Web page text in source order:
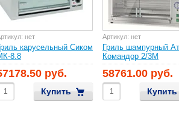
нет
карусельный Сиком
8.8
руб.
Купить
Артикул: нет
Гриль шампурный
Командор 2/3М
58761.00 руб.
Купить